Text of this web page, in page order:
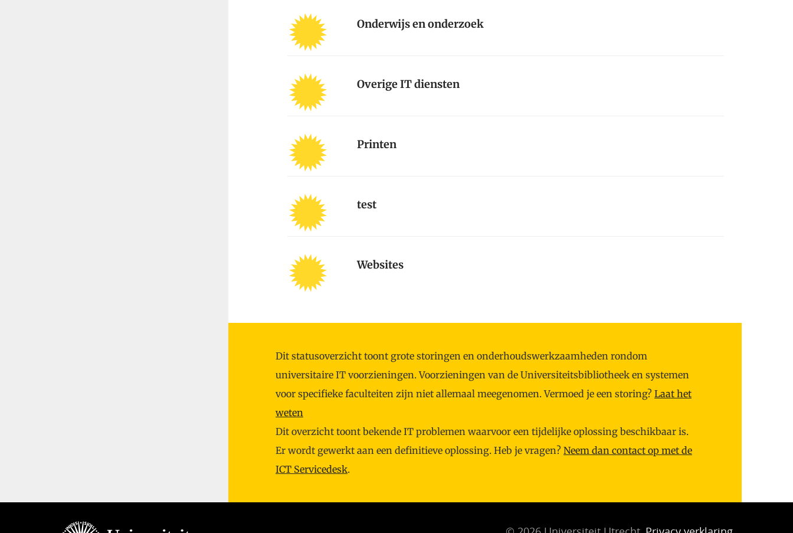
Onderwijs en onderzoek
Overige IT diensten
Printen
test
Websites
Dit statusoverzicht toont grote storingen en onderhoudswerkzaamheden rondom
universitaire IT voorzieningen. Voorzieningen van de Universiteitsbibliotheek en systemen
voor specifieke faculteiten zijn niet allemaal meegenomen. Vermoed je een storing? Laat het
weten
Dit overzicht toont bekende IT problemen waarvoor een tijdelijke oplossing beschikbaar is.
Er wordt gewerkt aan een definitieve oplossing. Heb je vragen? Neem dan contact op met de
ICT Servicedesk.